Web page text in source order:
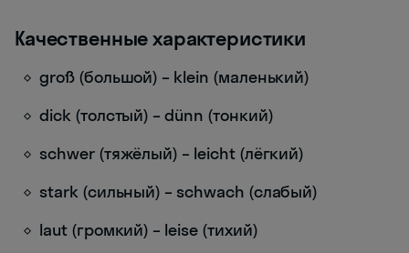
Качественные характеристики
groß (большой) – klein (маленький)
dick (толстый) – dünn (тонкий)
schwer (тяжёлый) – leicht (лёгкий)
stark (сильный) – schwach (слабый)
laut (громкий) – leise (тихий)